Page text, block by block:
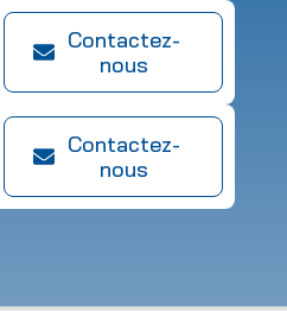
Contactez-
nous
Contactez-
nous